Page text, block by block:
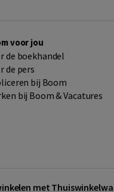
voor jou
de boekhandel
de pers
bij Boom
bij Boom & Vacatures
met